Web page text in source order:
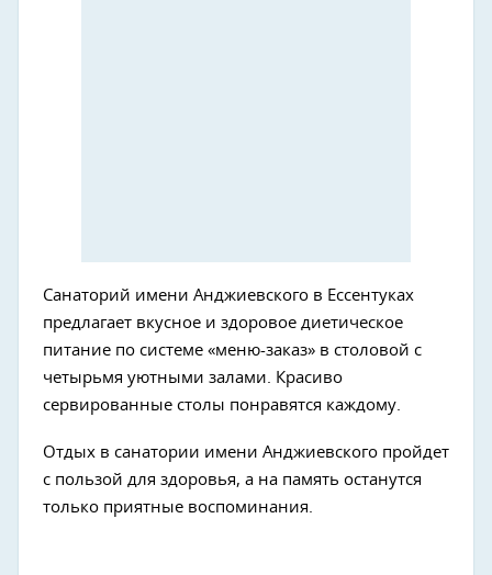
Санаторий имени Анджиевского в Ессентуках
предлагает вкусное и здоровое диетическое
питание по системе «меню-заказ» в столовой с
четырьмя уютными залами. Красиво
сервированные столы понравятся каждому.
Отдых в санатории имени Анджиевского пройдет
с пользой для здоровья, а на память останутся
только приятные воспоминания.